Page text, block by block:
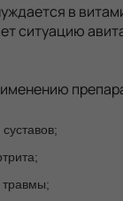
в
ситуацию
травмы;